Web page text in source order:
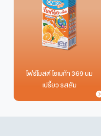
โฟร์โมสต์ โอเมก้า 369 นม
เปรี้ยว รสส้ม